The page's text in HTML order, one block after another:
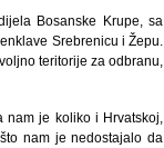
Bosanske Krupe, sa
Srebrenicu i Žepu.
teritorije za odbranu,
nam je koliko i Hrvatskoj,
nam je nedostajalo da